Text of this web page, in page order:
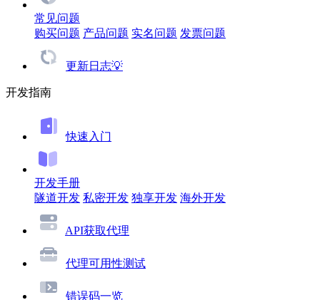
常见问题
购买问题 产品问题 实名问题 发票问题
更新日志💡
开发指南
快速入门
开发手册
隧道开发 私密开发 独享开发 海外开发
API获取代理
代理可用性测试
错误码一览